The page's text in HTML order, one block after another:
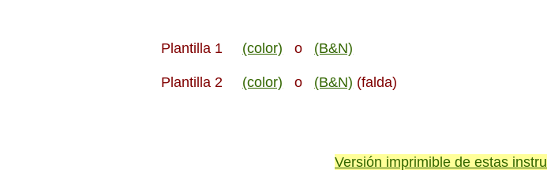
Plantilla 1 (color) o (B&N)
Plantilla 2 (color) o (B&N) (falda)
Versión imprimible de estas